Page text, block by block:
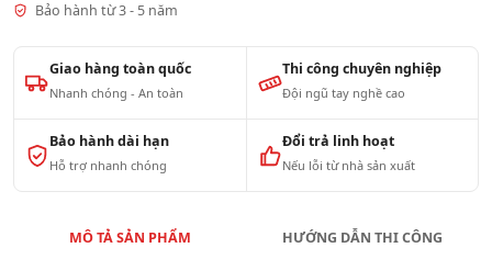
Bảo hành từ 3 - 5 năm
Giao hàng toàn quốc
Nhanh chóng - An toàn
Thi công chuyên nghiệp
Đội ngũ tay nghề cao
Bảo hành dài hạn
Hỗ trợ nhanh chóng
Đổi trả linh hoạt
Nếu lỗi từ nhà sản xuất
MÔ TẢ SẢN PHẨM HƯỚNG DẪN THI CÔNG